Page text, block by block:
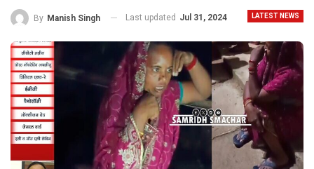
LATEST NEWS
By Manish Singh Last updated Jul 31, 2024